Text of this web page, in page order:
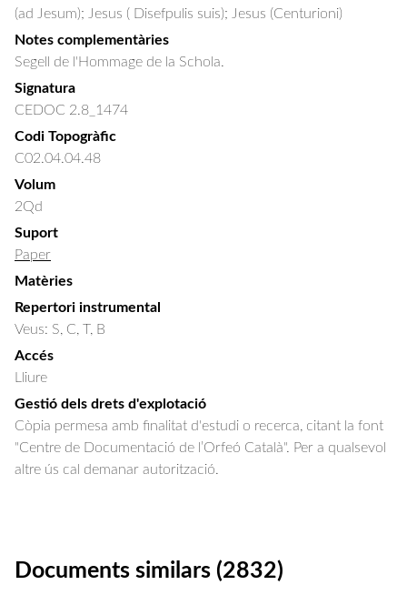
(ad Jesum); Jesus ( Disefpulis suis); Jesus (Centurioni)
Notes complementàries
Segell de l'Hommage de la Schola.
Signatura
CEDOC 2.8_1474
Codi Topogràfic
C02.04.04.48
Volum
2Qd
Suport
Paper
Matèries
Repertori instrumental
Veus: S, C, T, B
Accés
Lliure
Gestió dels drets d'explotació
Còpia permesa amb finalitat d'estudi o recerca, citant la font
"Centre de Documentació de l’Orfeó Català". Per a qualsevol
altre ús cal demanar autorització.
Documents similars (2832)